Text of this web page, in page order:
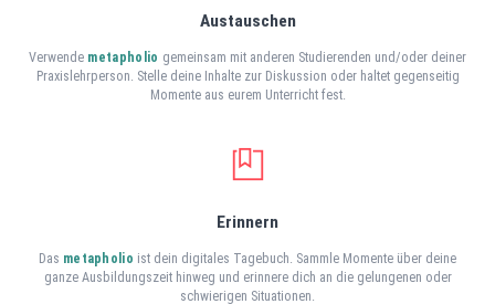
Austauschen
Verwende metapholio gemeinsam mit anderen Studierenden und/oder deiner
Praxislehrperson. Stelle deine Inhalte zur Diskussion oder haltet gegenseitig
Momente aus eurem Unterricht fest.
Erinnern
Das metapholio ist dein digitales Tagebuch. Sammle Momente über deine
ganze Ausbildungszeit hinweg und erinnere dich an die gelungenen oder
schwierigen Situationen.